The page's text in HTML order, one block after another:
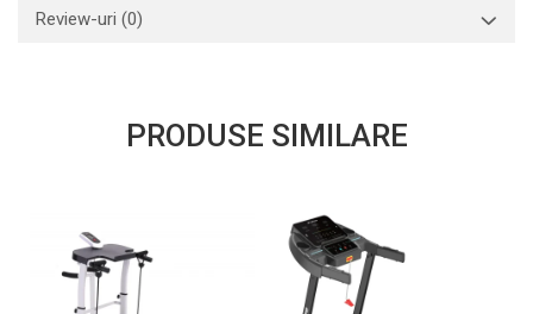
Review-uri (0)
PRODUSE SIMILARE